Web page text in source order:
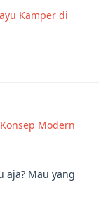
Kamper di
Modern
aja? Mau yang